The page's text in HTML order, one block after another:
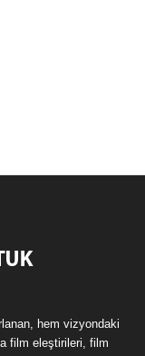
hem vizyondaki
film eleştirileri, film